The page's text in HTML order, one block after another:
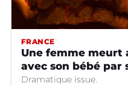
FRANCE
Une femme meurt
avec son bébé par
Dramatique issue.